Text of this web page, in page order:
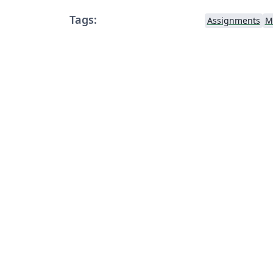
Tags: Assignments